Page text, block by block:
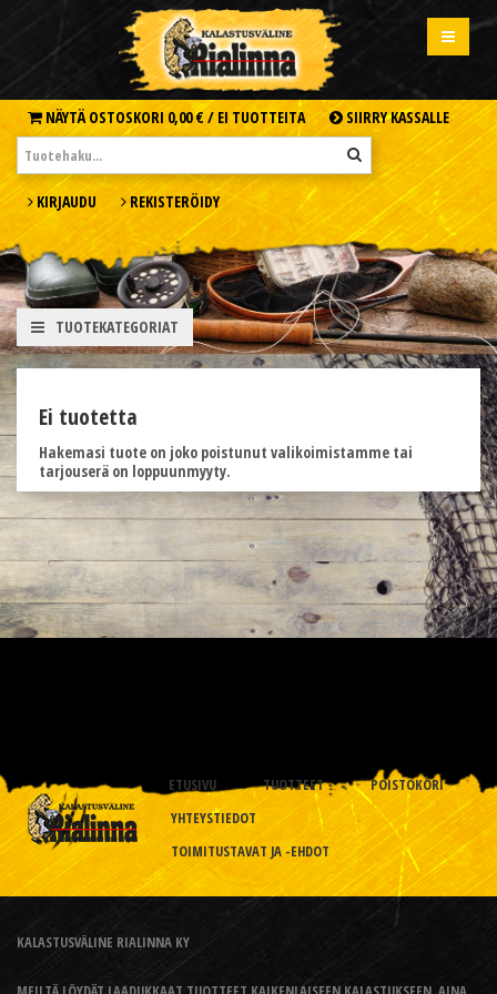
NÄYTÄ OSTOSKORI 0,00 € / EI TUOTTEITA SIIRRY KASSALLE
KIRJAUDU REKISTERÖIDY
TUOTEKATEGORIAT
Ei tuotetta
Hakemasi tuote on joko poistunut valikoimistamme tai
tarjouserä on loppuunmyyty.
ETUSIVU TUOTTEET
POISTOKORI
YHTEYSTIEDOT
TOIMITUSTAVAT JA -EHDOT
KALASTUSVÄLINE RIALINNA KY